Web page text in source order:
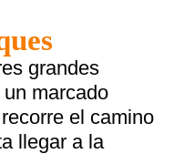
grandes
marcado
el camino
llegar a la